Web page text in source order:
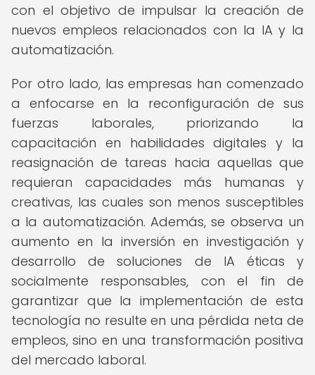
con el objetivo de impulsar la creación de
nuevos empleos relacionados con la IA y la
automatización.
Por otro lado, las empresas han comenzado
a enfocarse en la reconfiguración de sus
fuerzas laborales, priorizando la
capacitación en habilidades digitales y la
reasignación de tareas hacia aquellas que
requieran capacidades más humanas y
creativas, las cuales son menos susceptibles
a la automatización. Además, se observa un
aumento en la inversión en investigación y
desarrollo de soluciones de IA éticas y
socialmente responsables, con el fin de
garantizar que la implementación de esta
tecnología no resulte en una pérdida neta de
empleos, sino en una transformación positiva
del mercado laboral.